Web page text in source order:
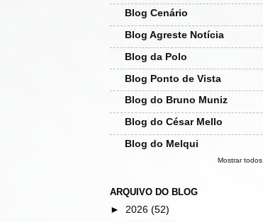
Blog Cenário
Blog Agreste Notícia
Blog da Polo
Blog Ponto de Vista
Blog do Bruno Muniz
Blog do César Mello
Blog do Melqui
Mostrar todos
ARQUIVO DO BLOG
► 2026 (52)